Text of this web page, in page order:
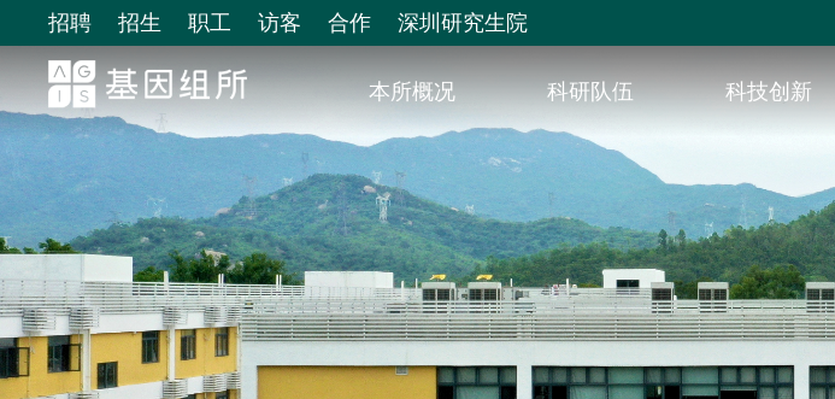
招聘 招生 职工 访客 合作 深圳研究生院
本所概况 科研队伍 科技创新